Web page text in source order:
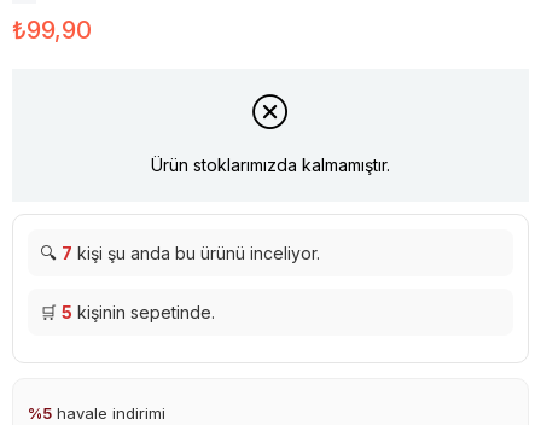
₺99,90
Ürün stoklarımızda kalmamıştır.
🔍 7 kişi şu anda bu ürünü inceliyor.
🛒 5 kişinin sepetinde.
%5 havale indirimi